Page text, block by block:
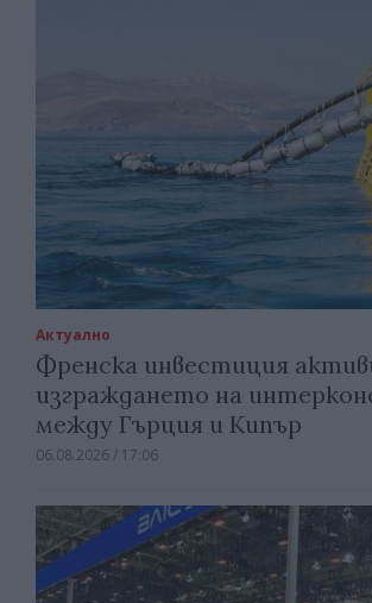
Актуално
Френска инвестиция
изграждането на
между Гърция и Кипър
06.08.2026 / 17:06